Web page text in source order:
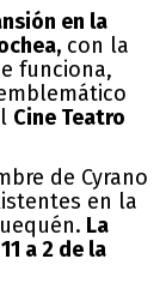
en la
con la
funciona,
Cine Teatro
de Cyrano
en la
La
a 2 de la